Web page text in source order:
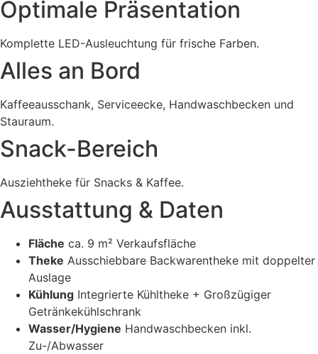
Optimale Präsentation
Komplette LED-Ausleuchtung für frische Farben.
Alles an Bord
Kaffeeausschank, Serviceecke, Handwaschbecken und
Stauraum.
Snack-Bereich
Ausziehtheke für Snacks & Kaffee.
Ausstattung & Daten
Fläche ca. 9 m² Verkaufsfläche
Theke Ausschiebbare Backwarentheke mit doppelter
Auslage
Kühlung Integrierte Kühltheke + Großzügiger
Getränkekühlschrank
Wasser/Hygiene Handwaschbecken inkl.
Zu-/Abwasser